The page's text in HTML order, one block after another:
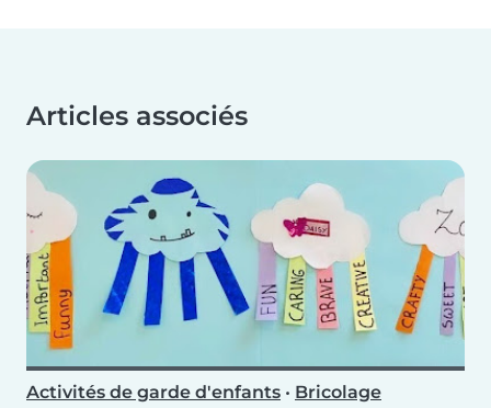
Articles associés
Activités de garde d'enfants • Bricolage